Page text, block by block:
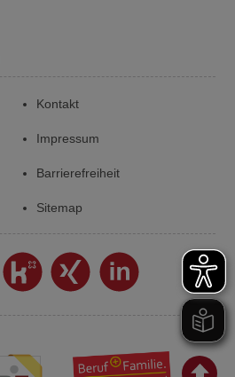
Kontakt
Impressum
Barrierefreiheit
Sitemap